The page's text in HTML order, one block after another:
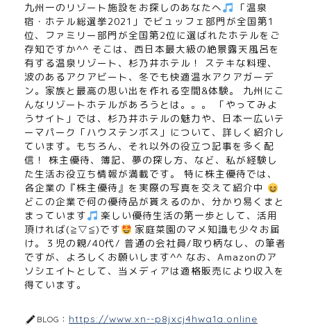
九州一のリゾート施設をお探しのあなたへ
「温泉
宿・ホテル総選挙2021」でビュッフェ部門が全国第1
位、ファミリー部門が全国第2位に選ばれたホテルをご
存知ですか^^ そこは、西日本最大級の絶景露天風呂を
有する温泉リゾート、杉乃井ホテル！ ステキな料理、
波のあるアクアビート、冬でも快適温水アクアガーデ
ン。家族と最高の思い出を作れる空間&体験。 九州にこ
んなリゾートホテルがあろうとは。。。 「やってみよ
うサイト」では、杉乃井ホテルの魅力や、日本一広いテ
ーマパーク「ハウステンボス」について、詳しく紹介し
ています。もちろん、それ以外の役立つ記事を多く配
信！ 株主優待、簿記、夢の探し方、など、私が経験し
た生活お役立ち情報が満載です。 特に株主優待では、
各企業の『株主優待』を実際の写真を交えて紹介中
どこの企業で何の優待品が貰えるのか、分かり易くまと
まっています
楽しい優待生活の第一歩として、活用
頂ければ(≧▽≦)です
家庭菜園のマメ知識も少々お届
け。３児の親/40代/ 普通の会社員/取り柄なし、の筆者
ですが、よろしくお願いします^^ なお、Amazonのア
ソシエイトとして、当メディアは適格販売により収入を
得ています。
BLOG： https://www.xn--p8jxcj4hwa1a.online